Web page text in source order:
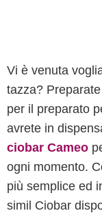
Vi è venuta
tazza?
per il preparato
avrete in
ciobar Cameo
ogni momento.
più semplice ed
simil Ciobar